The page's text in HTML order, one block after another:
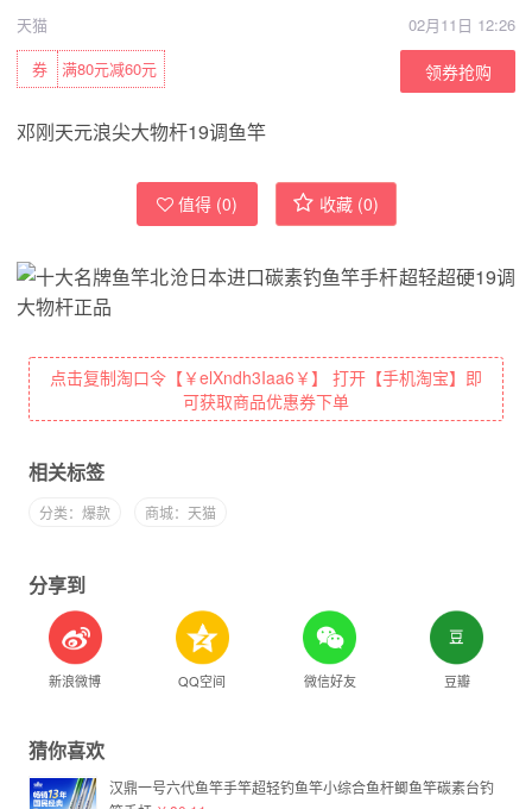
天猫
02月11日 12:26
满80元减60元
券 领券抢购
邓刚天元浪尖大物杆19调鱼竿
值得 (0) 收藏 (0)
点击复制淘口令【￥elXndh3Iaa6￥】 打开【手机淘宝】即
可获取商品优惠券下单
相关标签
分类：爆款 商城：天猫
分享到
新浪微博 QQ空间 微信好友 豆瓣
猜你喜欢
汉鼎一号六代鱼竿手竿超轻钓鱼竿小综合鱼杆鲫鱼竿碳素台钓